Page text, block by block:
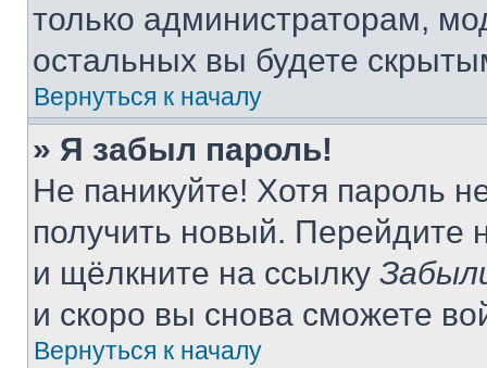
только администраторам,
остальных вы будете
Вернуться к началу
» Я забыл пароль!
Не паникуйте! Хотя пароль
получить новый. Перейдите
и щёлкните на ссылку
и скоро вы снова сможете
Вернуться к началу